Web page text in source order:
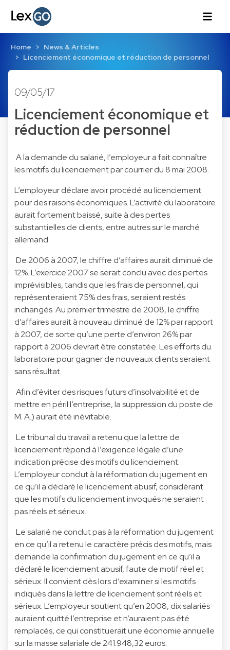
Home
News & Articles
Licenciement économique et réduction de personnel
09/05/17
Licenciement économique et
réduction de personnel
A la demande du salarié, l’employeur a fait connaître
les motifs du licenciement par courrier du 8 mai 2008.
L’employeur déclare avoir procédé au licenciement
pour des raisons économiques. L’activité du laboratoire
aurait fortement baissé, suite à des pertes
substantielles de clients, entre autres sur le marché
allemand.
De 2006 à 2007, le chiffre d’affaires aurait diminué de
12%. L’exercice 2007 se serait conclu avec des pertes
imprévisibles, tandis que les frais de personnel, qui
représenteraient 75% des frais, seraient restés
inchangés. Au premier trimestre de 2008, le chiffre
d’affaires aurait à nouveau diminué de 12% par rapport
à 2007, de sorte qu’une perte d’environ 26% par
rapport à 2006 devrait être constatée. Les efforts du
laboratoire pour gagner de nouveaux clients seraient
sans résultat.
Afin d’éviter des risques futurs d’insolvabilité et de
mettre en péril l’entreprise, la suppression du poste de
M. A.) aurait été inévitable.
Le tribunal du travail a retenu que la lettre de
licenciement répond à l’exigence légale d’une
indication précise des motifs du licenciement.
L’employeur conclut à la réformation du jugement en
ce qu’il a déclaré le licenciement abusif, considérant
que les motifs du licenciement invoqués ne seraient
pas réels et sérieux.
Le salarié ne conclut pas à la réformation du jugement
en ce qu’il a retenu le caractère précis des motifs, mais
demande la confirmation du jugement en ce qu’il a
déclaré le licenciement abusif, faute de motif réel et
sérieux. Il convient dès lors d’examiner si les motifs
indiqués dans la lettre de licenciement sont réels et
sérieux. L’employeur soutient qu’en 2008, dix salariés
auraient quitté l’entreprise et n’auraient pas été
remplacés, ce qui constituerait une économie annuelle
sur la masse salariale de 241.948,32 euros.